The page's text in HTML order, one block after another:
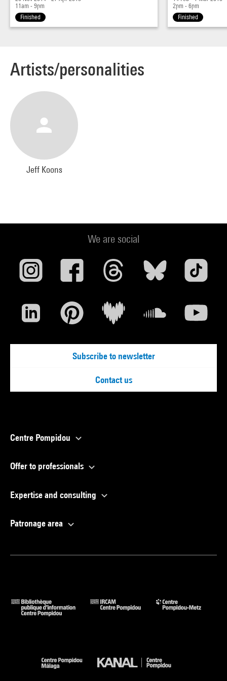
11am - 9pm
Finished
2pm - 6pm
Finished
Artists/personalities
Jeff Koons
We are social
Subscribe to newsletter
Contact us
Centre Pompidou
Offer to professionals
Expertise and consulting
Patronage area